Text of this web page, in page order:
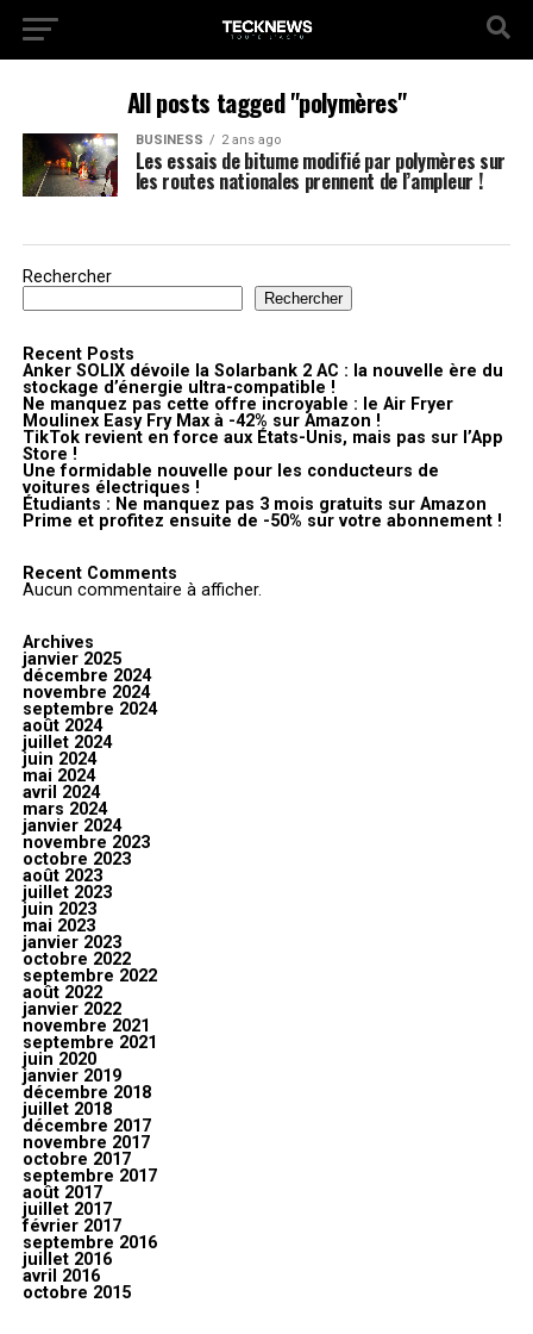
All posts tagged "polymères"
BUSINESS 2 ans ago
Les essais de bitume modifié par polymères sur
les routes nationales prennent de l’ampleur !
Rechercher
Rechercher
Recent Posts
Anker SOLIX dévoile la Solarbank 2 AC : la nouvelle ère du
stockage d’énergie ultra-compatible !
Ne manquez pas cette offre incroyable : le Air Fryer
Moulinex Easy Fry Max à -42% sur Amazon !
TikTok revient en force aux États-Unis, mais pas sur l’App
Store !
Une formidable nouvelle pour les conducteurs de
voitures électriques !
Étudiants : Ne manquez pas 3 mois gratuits sur Amazon
Prime et profitez ensuite de -50% sur votre abonnement !
Recent Comments
Aucun commentaire à afficher.
Archives
janvier 2025
décembre 2024
novembre 2024
septembre 2024
août 2024
juillet 2024
juin 2024
mai 2024
avril 2024
mars 2024
janvier 2024
novembre 2023
octobre 2023
août 2023
juillet 2023
juin 2023
mai 2023
janvier 2023
octobre 2022
septembre 2022
août 2022
janvier 2022
novembre 2021
septembre 2021
juin 2020
janvier 2019
décembre 2018
juillet 2018
décembre 2017
novembre 2017
octobre 2017
septembre 2017
août 2017
juillet 2017
février 2017
septembre 2016
juillet 2016
avril 2016
octobre 2015